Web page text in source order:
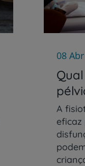
Para
08
A